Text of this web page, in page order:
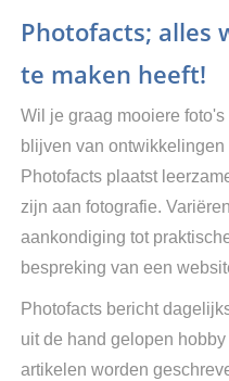
Photofacts; alles
te maken heeft!
Wil je graag mooiere
blijven van
Photofacts plaatst
zijn aan fotografie.
aankondiging tot
bespreking van een
Photofacts bericht
uit de hand gelopen
artikelen worden